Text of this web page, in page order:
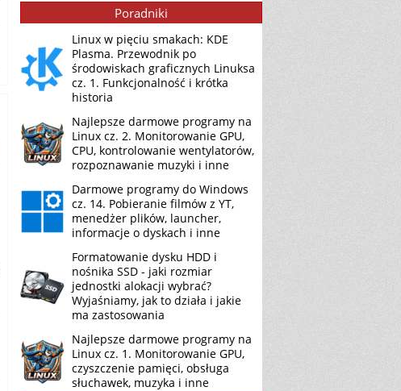
Poradniki
Linux w pięciu smakach: KDE
Plasma. Przewodnik po
środowiskach graficznych Linuksa
cz. 1. Funkcjonalność i krótka
historia
Najlepsze darmowe programy na
Linux cz. 2. Monitorowanie GPU,
CPU, kontrolowanie wentylatorów,
rozpoznawanie muzyki i inne
Darmowe programy do Windows
cz. 14. Pobieranie filmów z YT,
menedżer plików, launcher,
informacje o dyskach i inne
Formatowanie dysku HDD i
nośnika SSD - jaki rozmiar
jednostki alokacji wybrać?
Wyjaśniamy, jak to działa i jakie
ma zastosowania
Najlepsze darmowe programy na
Linux cz. 1. Monitorowanie GPU,
czyszczenie pamięci, obsługa
słuchawek, muzyka i inne